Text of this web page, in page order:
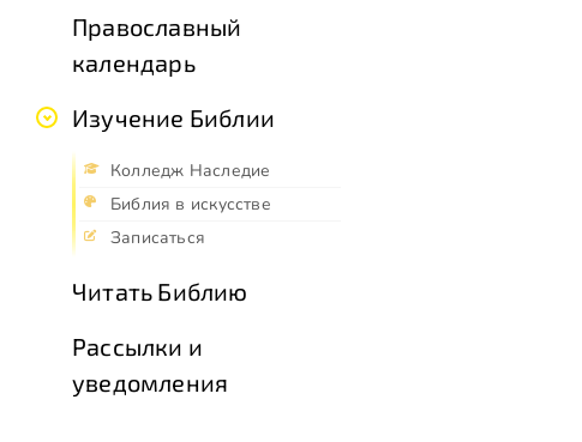
Православный
календарь
Изучение Библии
Колледж Наследие
Библия в искусстве
Записаться
Читать Библию
Рассылки и
уведомления